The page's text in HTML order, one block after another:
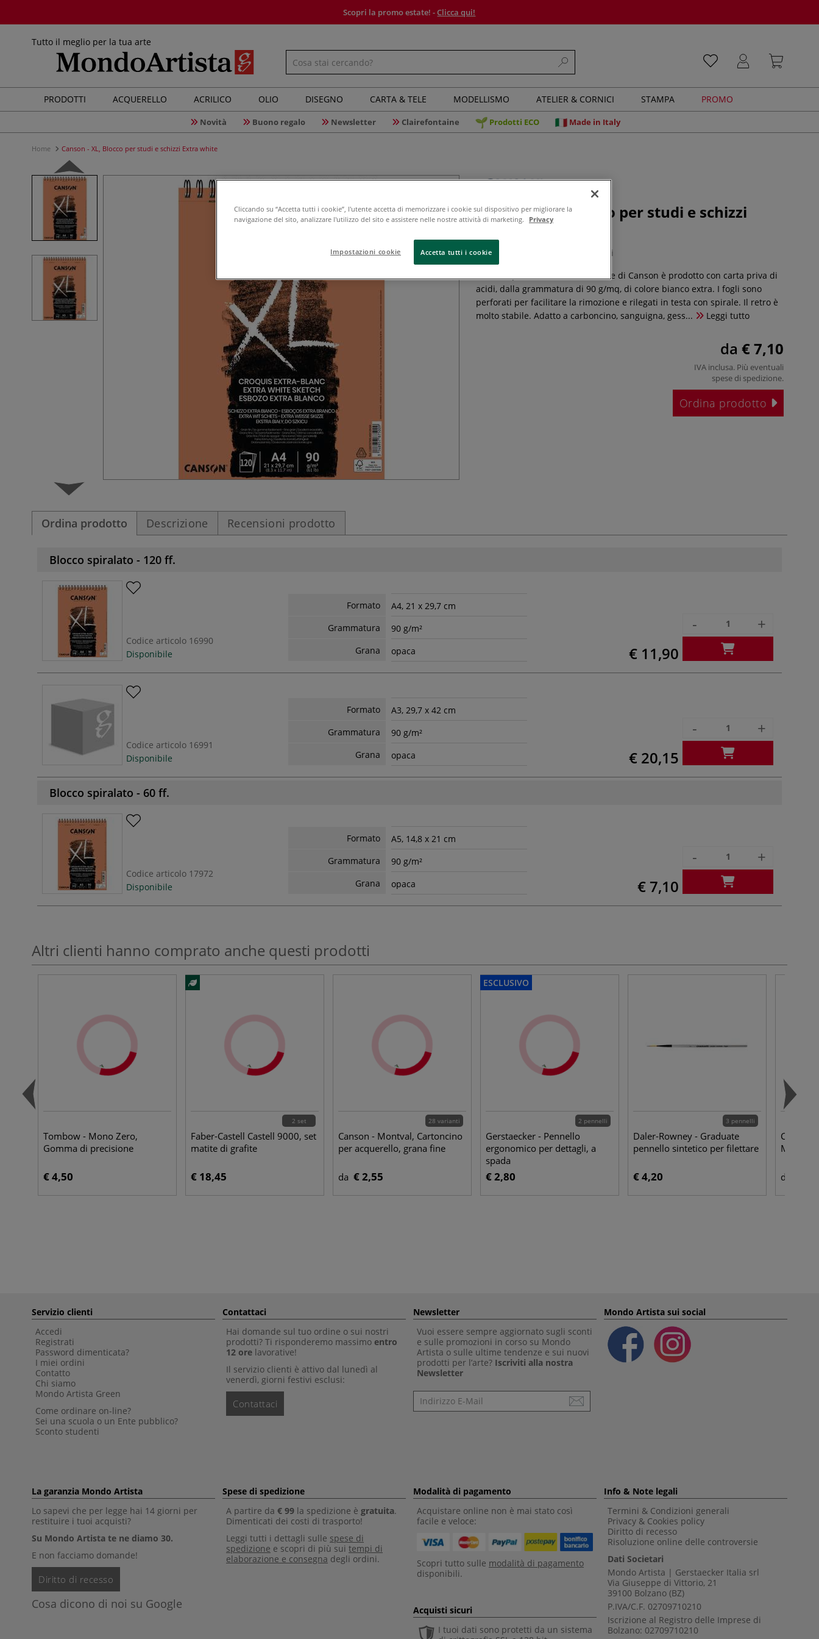
Scopri la promo estate! -Clicca qui!
Tutto il meglio per la tua arte
PRODOTTI ACQUERELLO ACRILICO OLIO DISEGNO CARTA & TELE MODELLISMO ATELIER & CORNICI STAMPA PROMO
Novità Buono regalo Newsletter Clairefontaine Prodotti ECO Made in Italy
Home Canson - XL, Blocco per studi e schizzi Extra white
Canson - XL, Blocco per studi e schizzi
Extra white
0 recensioni
Il blocco per schizzi XL Extra white di Canson è prodotto con carta priva di
acidi, dalla grammatura di 90 g/mq, di colore bianco extra. I fogli sono
perforati per facilitare la rimozione e rilegati in testa con spirale. Il retro è
molto stabile. Adatto a carboncino, sanguigna, gess...
Leggi tutto
da € 7,10
IVA inclusa. Più eventuali
spese di spedizione.
Ordina prodotto
Ordina prodotto Descrizione Recensioni prodotto
Blocco spiralato - 120 ff.
Codice articolo 16990
Disponibile
Formato
A4, 21 x 29,7 cm
Grammatura
90 g/m²
Grana
opaca € 11,90
- +
Codice articolo 16991
Disponibile
Formato
A3, 29,7 x 42 cm
Grammatura
90 g/m²
Grana
opaca € 20,15
- +
Blocco spiralato - 60 ff.
Codice articolo 17972
Disponibile
Formato
A5, 14,8 x 21 cm
Grammatura
90 g/m²
Grana
opaca € 7,10
- +
Altri clienti hanno comprato anche questi prodotti
Tombow - Mono Zero,
Gomma di precisione
€ 4,50
2 set
Faber-Castell Castell 9000, set
matite di grafite
€ 18,45
28 varianti
Canson - Montval, Cartoncino
per acquerello, grana fine
da € 2,55
ESCLUSIVO
2 pennelli
Gerstaecker - Pennello
ergonomico per dettagli, a
spada
€ 2,80
3 pennelli
Daler-Rowney - Graduate
pennello sintetico per filettare
€ 4,20
Canson
Mixed
da
Servizio clienti
Accedi
Registrati
Password dimenticata?
I miei ordini
Contatto
Chi siamo
Mondo Artista Green
Come ordinare on-line?
Sei una scuola o un Ente pubblico?
Sconto studenti
Contattaci
Hai domande sul tuo ordine o sui nostri
prodotti? Ti risponderemo massimo entro
12 ore lavorative!
Il servizio clienti è attivo dal lunedì al
venerdì, giorni festivi esclusi:
Contattaci
Newsletter
Vuoi essere sempre aggiornato sugli sconti
e sulle promozioni in corso su Mondo
Artista o sulle ultime tendenze e sui nuovi
prodotti per l’arte? Iscriviti alla nostra
Newsletter
Newsletter
Mondo Artista sui social
La garanzia Mondo Artista
Lo sapevi che per legge hai 14 giorni per
restituire i tuoi acquisti?
Su Mondo Artista te ne diamo 30.
E non facciamo domande!
Diritto di recesso
Cosa dicono di noi su Google
Spese di spedizione
A partire da € 99 la spedizione è gratuita.
Dimenticati dei costi di trasporto!
Leggi tutti i dettagli sulle spese di
spedizione e scopri di più sui tempi di
elaborazione e consegna degli ordini.
Modalità di pagamento
Acquistare online non è mai stato così
facile e veloce:
Scopri tutto sulle modalità di pagamento
disponibili.
Info & Note legali
Termini & Condizioni generali
Privacy & Cookies policy
Diritto di recesso
Risoluzione online delle controversie
Dati Societari
Mondo Artista | Gerstaecker Italia srl
Via Giuseppe di Vittorio, 21
39100 Bolzano (BZ)
P.IVA/C.F. 02709710210
Iscrizione al Registro delle Imprese di
Bolzano: 02709710210
Acquisti sicuri
I tuoi dati sono protetti da un sistema
Cliccando su “Accetta tutti i cookie”, l'utente accetta di memorizzare i cookie sul dispositivo per migliorare la
navigazione del sito, analizzare l'utilizzo del sito e assistere nelle nostre attività di marketing.
Privacy
Impostazioni cookie Accetta tutti i cookie